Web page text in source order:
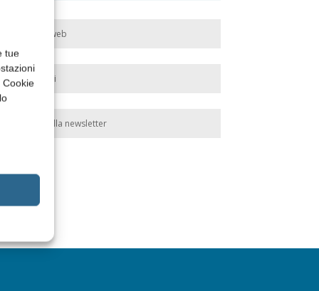
tue
Edicola web
Abbonati
Iscriviti alla newsletter